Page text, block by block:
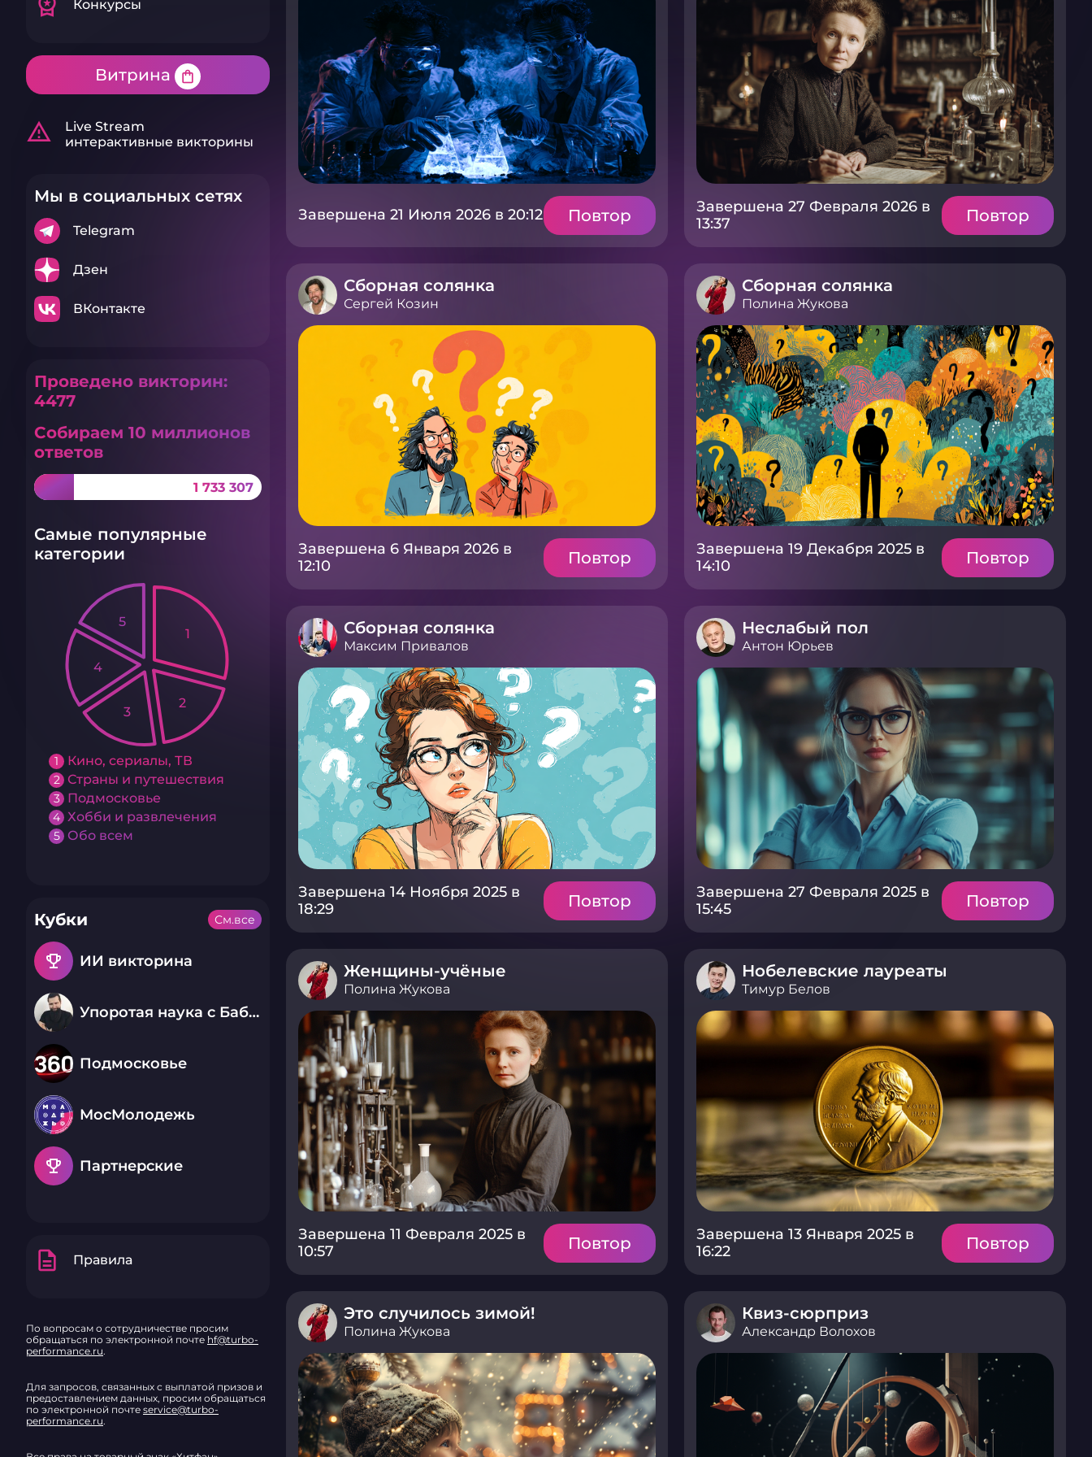
Конкурсы
Витрина shopping_bag
warning_amber
Live Stream
интерактивные викторины
Мы в социальных сетях
Telegram
Дзен
ВКонтакте
Проведено викторин:
4477
Собираем 10 миллионов
ответов
1 733 307
Самые популярные
категории
1 Кино, сериалы, ТВ
2 Страны и путешествия
3 Подмосковье
4 Хобби и развлечения
5 Обо всем
1
2
3
4
5
Кубки
emoji_events ИИ викторина
Упоротая наука с Бабаем Лютым
Подмосковье
МосМолодежь
emoji_events Партнерские
См.все
description Правила
По вопросам о сотрудничестве просим
обращаться по электронной почте hf@turbo-
performance.ru.
Для запросов, связанных с выплатой призов и
предоставлением данных, просим обращаться
по электронной почте service@turbo-
performance.ru.
Завершена 21 Июля 2026 в 20:12 Повтор
Завершена 27 Февраля 2026 в
13:37
Повтор
Сборная солянка
Сергей Козин
Завершена 6 Января 2026 в
12:10
Повтор
Сборная солянка
Полина Жукова
Завершена 19 Декабря 2025 в
14:10
Повтор
Сборная солянка
Максим Привалов
Завершена 14 Ноября 2025 в
18:29
Повтор
Неслабый пол
Антон Юрьев
Завершена 27 Февраля 2025 в
15:45
Повтор
Женщины-учёные
Полина Жукова
Завершена 11 Февраля 2025 в
10:57
Повтор
Нобелевские лауреаты
Тимур Белов
Завершена 13 Января 2025 в
16:22
Повтор
Это случилось зимой!
Полина Жукова
Квиз-сюрприз
Александр Волохов